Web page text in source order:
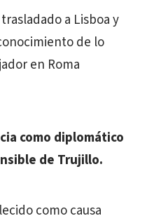
a Lisboa y
de lo
en Roma
como diplomático
de Trujillo.
como causa